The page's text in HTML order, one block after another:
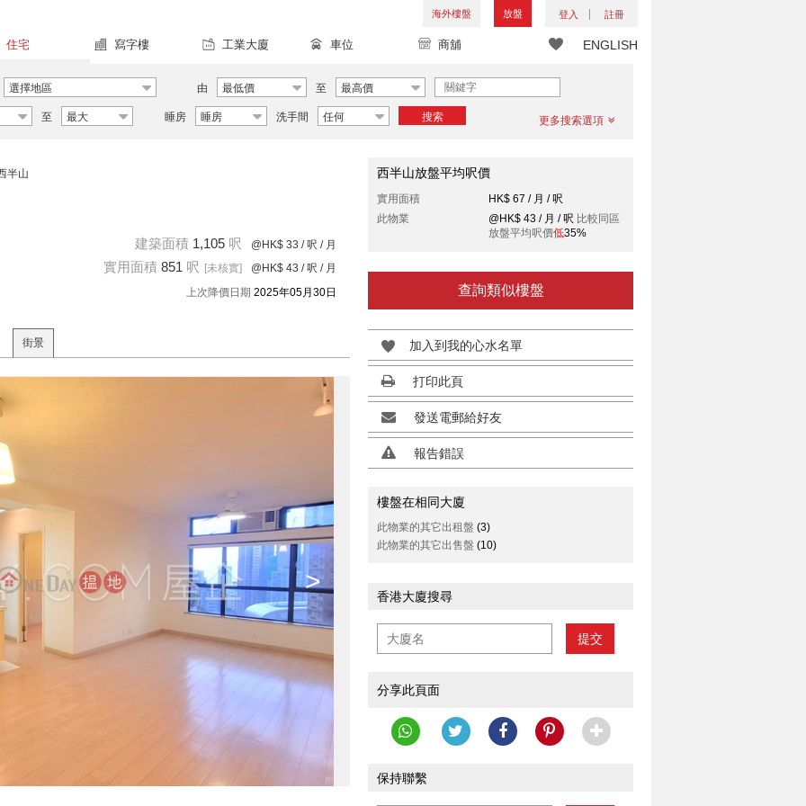
海外樓盤 放盤 登入 註冊
ENGLISH
住宅 寫字樓 工業大廈 車位 商舖
選擇地區 由 最低價 至 最高價
至 最大 睡房 睡房 洗手間 任何 搜索 更多搜索選項
半山
建築面積 1,105 呎 @HK$ 33 / 呎 / 月
實用面積 851 呎 [未核實] @HK$ 43 / 呎 / 月
上次降價日期 2025年05月30日
街景
>
西半山放盤平均呎價
實用面積
HK$ 67 / 月 / 呎
此物業
@HK$ 43 / 月 / 呎 比較同區
放盤平均呎價低35%
查詢類似樓盤
加入到我的心水名單
打印此頁
發送電郵給好友
報告錯誤
樓盤在相同大廈
此物業的其它出租盤 (3)
此物業的其它出售盤 (10)
香港大廈搜尋
提交
分享此頁面
保持聯繫